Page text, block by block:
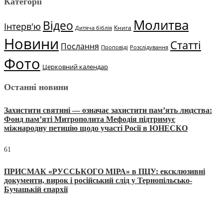
Інтерв'ю Відео Дитяча біблія Книга Молитва
Новини Послання Проповіді Розслідування Статті
Фото Церковний календар
Останні новини
Захистити святині — означає захистити пам’ять людства:
Фонд пам’яті Митрополита Мефодія підтримує
міжнародну петицію щодо участі Росії в ЮНЕСКО
61
ПРИСМАК «РУССЬКОГО МІРА» в ПЦУ: ексклюзивні
документи, вирок і російський слід у Тернопільсько-
Бучацькій єпархії